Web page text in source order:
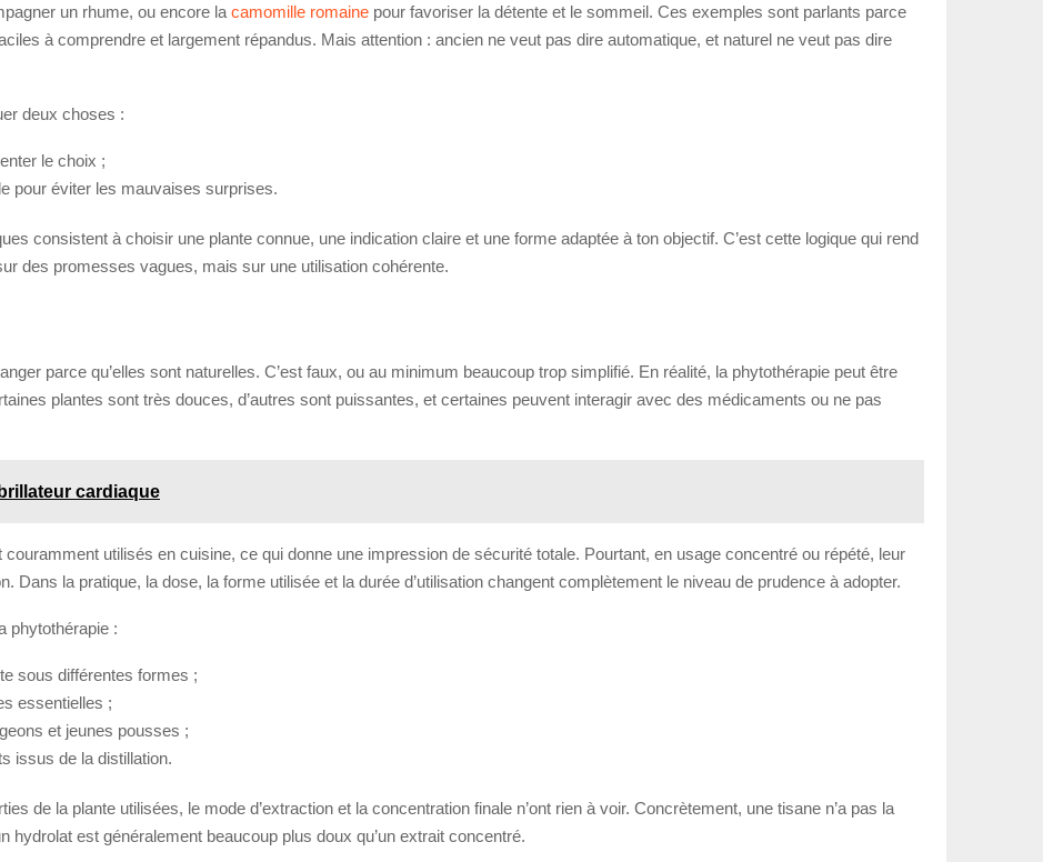
un rhume, ou encore la camomille romaine pour favoriser la détente et le sommeil. Ces exemples sont parlants parce
à comprendre et largement répandus. Mais attention : ancien ne veut pas dire automatique, et naturel ne veut pas dire
deux choses :
le choix ;
pour éviter les mauvaises surprises.
consistent à choisir une plante connue, une indication claire et une forme adaptée à ton objectif. C’est cette logique qui rend
des promesses vagues, mais sur une utilisation cohérente.
parce qu’elles sont naturelles. C’est faux, ou au minimum beaucoup trop simplifié. En réalité, la phytothérapie peut être
plantes sont très douces, d’autres sont puissantes, et certaines peuvent interagir avec des médicaments ou ne pas
cardiaque
utilisés en cuisine, ce qui donne une impression de sécurité totale. Pourtant, en usage concentré ou répété, leur
Dans la pratique, la dose, la forme utilisée et la durée d’utilisation changent complètement le niveau de prudence à adopter.
phytothérapie :
sous différentes formes ;
essentielles ;
et jeunes pousses ;
issus de la distillation.
de la plante utilisées, le mode d’extraction et la concentration finale n’ont rien à voir. Concrètement, une tisane n’a pas la
hydrolat est généralement beaucoup plus doux qu’un extrait concentré.